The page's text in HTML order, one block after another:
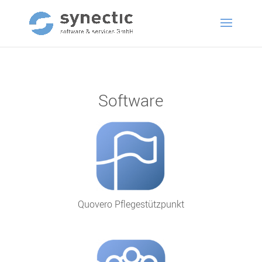
Software
Quovero Pflegestützpunkt